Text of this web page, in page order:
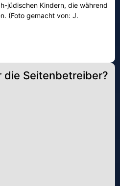
jüdischen Kindern, die während
(Foto gemacht von: J.
die Seitenbetreiber?